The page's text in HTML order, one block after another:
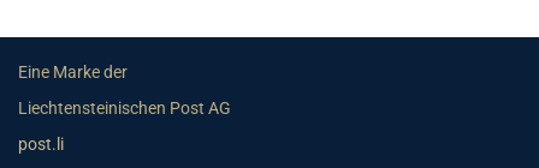
Eine Marke der
Liechtensteinischen Post AG
post.li